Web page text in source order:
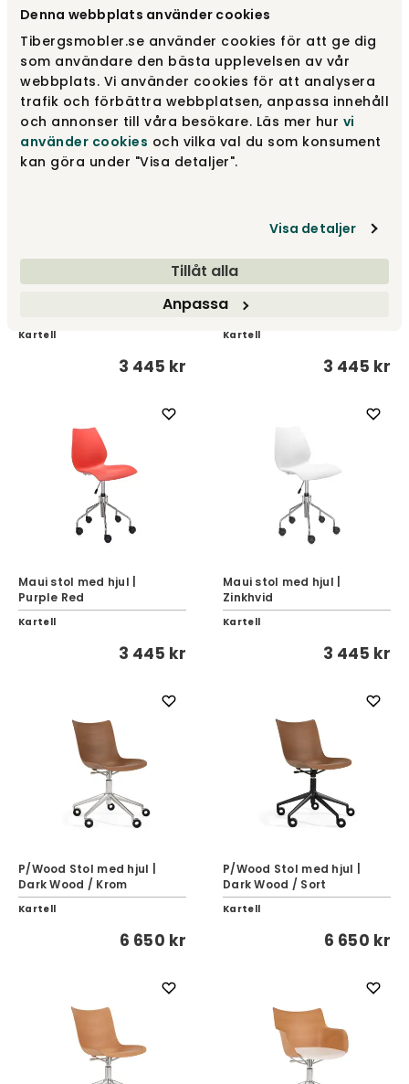
Denna webbplats använder cookies
Tibergsmobler.se använder cookies för att ge dig
som användare den bästa upplevelsen av vår
webbplats. Vi använder cookies för att analysera
trafik och förbättra webbplatsen, anpassa innehåll
och annonser till våra besökare. Läs mer hur vi
använder cookies och vilka val du som konsument
kan göra under "Visa detaljer".
Visa detaljer
Tillåt alla
Anpassa
Maui stol med hjul |
Antracit
Kartell
3 445 kr
Maui stol med hjul |
Marineblå
Kartell
3 445 kr
Kartell
3 445 kr
Grey
Kartell
3 445 kr
Maui stol med hjul |
Purple Red
Kartell
3 445 kr
Maui stol med hjul |
Zinkhvid
Kartell
3 445 kr
P/Wood Stol med hjul |
Dark Wood / Krom
Kartell
6 650 kr
P/Wood Stol med hjul |
Dark Wood / Sort
Kartell
6 650 kr